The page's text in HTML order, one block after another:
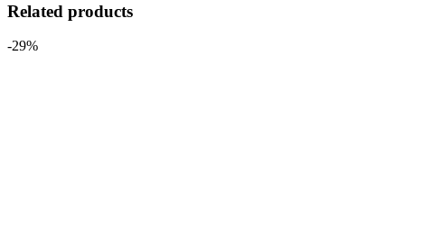
Related products
-29%